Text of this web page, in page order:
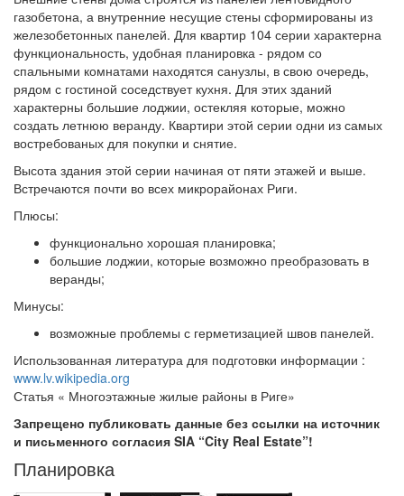
газобетона, а внутренние несущие стены сформированы из
железобетонных панелей. Для квартир 104 серии характерна
функциональность, удобная планировка - рядом со
спальными комнатами находятся санузлы, в свою очередь,
рядом с гостиной соседствует кухня. Для этих зданий
характерны большие лоджии, остекляя которые, можно
создать летнюю веранду. Квартири этой серии одни из самых
востребованых для покупки и снятие.
Высота здания этой серии начиная от пяти этажей и выше.
Встречаются почти во всех микрорайонах Риги.
Плюсы:
функционально хорошая планировка;
большие лоджии, которые возможно преобразовать в
веранды;
Минусы:
возможные проблемы с герметизацией швов панелей.
Использованная литература для подготовки информации :
www.lv.wikipedia.org
Статья « Многоэтажные жилые районы в Риге»
Запрещено публиковать данные без ссылки на источник
и письменного согласия SIA “City Real Estate”!
Планировка